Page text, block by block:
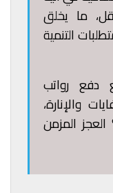
ما يخلق
التنمية
دفع رواتب
والإنارة،
المزمن